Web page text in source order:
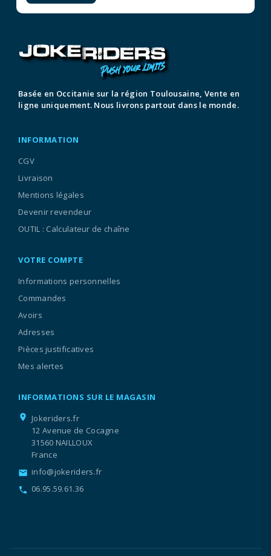
Basée en Occitanie sur la région Toulousaine, Vente en
ligne uniquement. Nous livrons partout dans le monde.
INFORMATION
CGV
Livraison
Mentions légales
Devenir revendeur
OUTIL : Calculateur de chaîne
VOTRE COMPTE
Informations personnelles
Commandes
Avoirs
Adresses
Pièces justificatives
Mes alertes
INFORMATIONS SUR LE MAGASIN
location_on
Jokeriders.fr
12 Avenue de Cocagne
31560 NAILLOUX
France
email info@jokeriders.fr
call 06.95.59.61.36